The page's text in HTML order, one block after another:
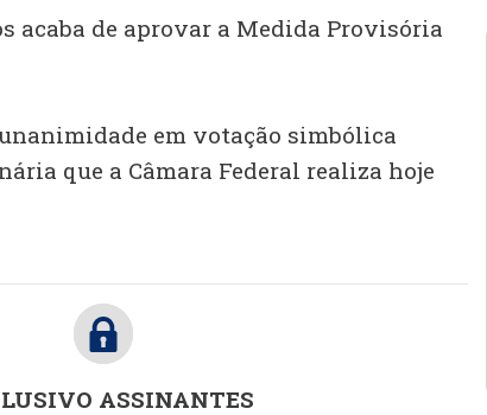
acaba de aprovar a Medida Provisória
em votação simbólica
que a Câmara Federal realiza hoje
ASSINANTES